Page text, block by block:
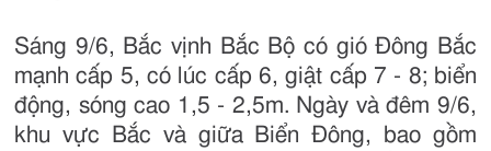
Sáng 9/6, Bắc vịnh Bắc Bộ có gió Đông Bắc
mạnh cấp 5, có lúc cấp 6, giật cấp 7 - 8; biển
động, sóng cao 1,5 - 2,5m. Ngày và đêm 9/6,
khu vực Bắc và giữa Biển Đông, bao gồm